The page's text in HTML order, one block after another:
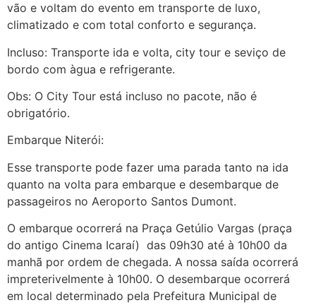
vão e voltam do evento em transporte de luxo,
climatizado e com total conforto e segurança.
Incluso: Transporte ida e volta, city tour e seviço de
bordo com àgua e refrigerante.
Obs: O City Tour está incluso no pacote, não é
obrigatório.
Embarque Niterói:
Esse transporte pode fazer uma parada tanto na ida
quanto na volta para embarque e desembarque de
passageiros no Aeroporto Santos Dumont.
O embarque ocorrerá na Praça Getúlio Vargas (praça
do antigo Cinema Icaraí) das 09h30 até à 10h00 da
manhã por ordem de chegada. A nossa saída ocorrerá
impreterivelmente à 10h00. O desembarque ocorrerá
em local determinado pela Prefeitura Municipal de